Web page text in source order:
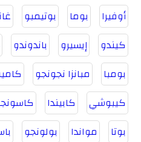
أوفيرا
بوما بوتيمبو
كيندو
إيسيرو باندوندو
بومبا
مبانزا نجونجو
كيبوشي
كابيندا
بوتا
مواندا بولونجو